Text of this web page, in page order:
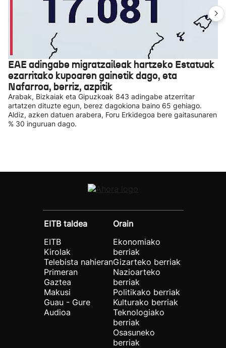
EAE adingabe migratzaileak hartzeko Estatuak
ezarritako kupoaren gainetik dago, eta
Nafarroa, berriz, azpitik
Arabak, Bizkaiak eta Gipuzkoak 843 adingabe atzerritar
artatzen dituzte egun, berez dagokiona baino 65 gehiago.
Aldiz, azken datuen arabera, Foru Erkidegoa bere gaitasunaren
% 30 inguruan dago.
EITB taldea
EITB
Kirolak
Telebista nahieran
Primeran
Gaztea
Makusi
Guau - Gure
Audioa
Orain
Ekonomiako
berriak
Gizarteko berriak
Nazioarteko
berriak
Politikako berriak
Kulturako berriak
Teknologiako
berriak
Osasuneko
berriak